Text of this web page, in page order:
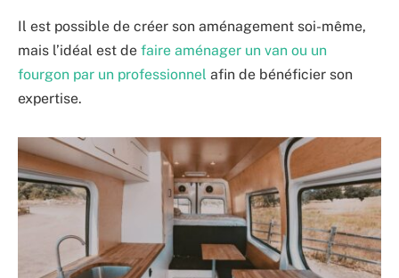
Il est possible de créer son aménagement soi-même,
mais l’idéal est de faire aménager un van ou un
fourgon par un professionnel afin de bénéficier son
expertise.